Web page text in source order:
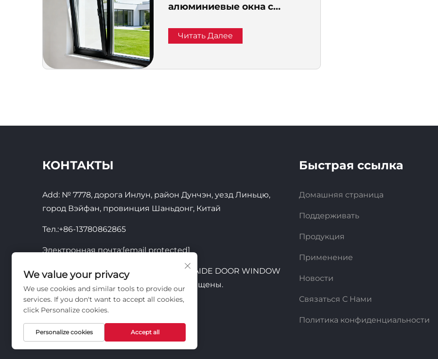
алюминиевые окна с
звукоизоляцией, экраном
и теплоизоляцией
Читать Далее
КОНТАКТЫ
Add: № 7778, дорога Инлун, район Дунчэн, уезд Линьцю,
город Вэйфан, провинция Шаньдонг, Китай
Тел.:+86-13780862865
Электронная почта:[email protected]
© 2026, КОМПАНИЯ SHANDONG JIEMAIDE DOOR WINDOW
TECHNOLOGY CO.,LTD. Все права защищены.
Быстрая ссылка
Домашняя страница
Поддерживать
Продукция
Применение
Новости
Связаться С Нами
Политика конфиденциальности
We value your privacy
We use cookies and similar tools to provide our
services. If you don't want to accept all cookies,
click Personalize cookies.
Personalize cookies Accept all